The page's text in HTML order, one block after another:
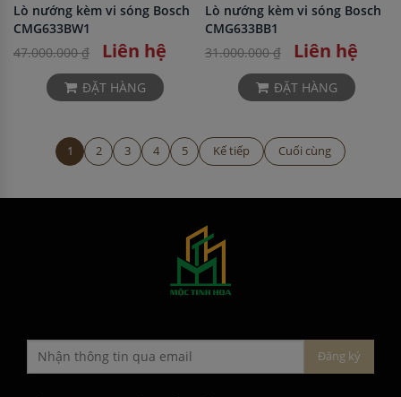
Lò nướng kèm vi sóng Bosch
CMG633BW1
47.000.000 ₫
Liên hệ
ĐẶT HÀNG
Lò nướng kèm vi sóng Bosch
CMG633BB1
31.000.000 ₫
Liên hệ
ĐẶT HÀNG
1 2 3 4 5 Kế tiếp Cuối cùng